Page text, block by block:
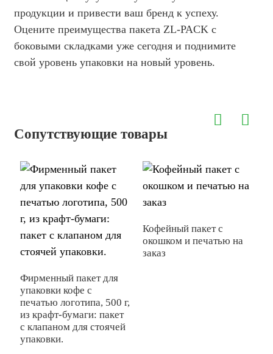
продукции и привести ваш бренд к успеху.
Оцените преимущества пакета ZL-PACK с
боковыми складками уже сегодня и поднимите
свой уровень упаковки на новый уровень.
Сопутствующие товары
Фирменный пакет для
упаковки кофе с
печатью логотипа, 500 г,
из крафт-бумаги: пакет
с клапаном для стоячей
упаковки.
Кофейный пакет с
окошком и печатью на
заказ